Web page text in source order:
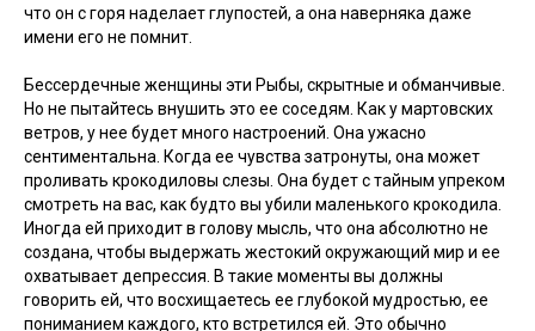
что он с горя наделает глупостей, а она наверняка даже
имени его не помнит.
Бессердечные женщины эти Рыбы, скрытные и обманчивые.
Но не пытайтесь внушить это ее соседям. Как у мартовских
ветров, у нее будет много настроений. Она ужасно
сентиментальна. Когда ее чувства затронуты, она может
проливать крокодиловы слезы. Она будет с тайным упреком
смотреть на вас, как будто вы убили маленького крокодила.
Иногда ей приходит в голову мысль, что она абсолютно не
создана, чтобы выдержать жестокий окружающий мир и ее
охватывает депрессия. В такие моменты вы должны
говорить ей, что восхищаетесь ее глубокой мудростью, ее
пониманием каждого, кто встретился ей. Это обычно